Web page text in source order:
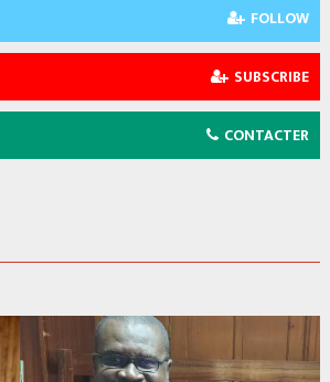
FOLLOW
SUBSCRIBE
CONTACTER